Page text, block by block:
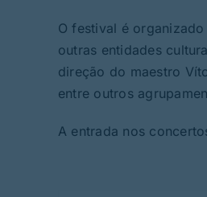
O festival é
outras entidades
direção do maestro
entre outros
A entrada nos